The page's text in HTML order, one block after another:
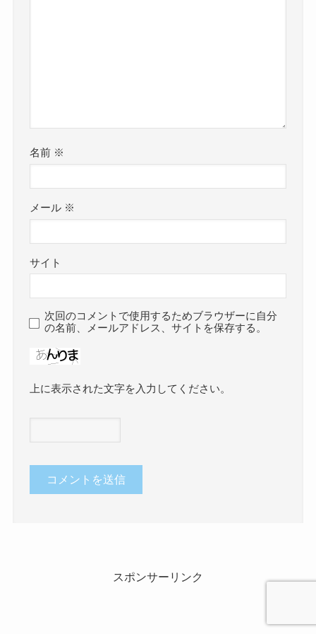
名前 ※
メール ※
サイト
次回のコメントで使用するためブラウザーに自分
の名前、メールアドレス、サイトを保存する。
上に表示された文字を入力してください。
スポンサーリンク